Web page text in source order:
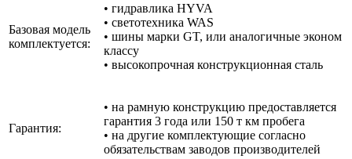
Базовая модель
комплектуется:
• гидравлика HYVA
• светотехника WAS
• шины марки GT, или аналогичные эконом
классу
• высокопрочная конструкционная сталь
Гарантия:
• на рамную конструкцию предоставляется
гарантия 3 года или 150 т км пробега
• на другие комплектующие согласно
обязательствам заводов производителей